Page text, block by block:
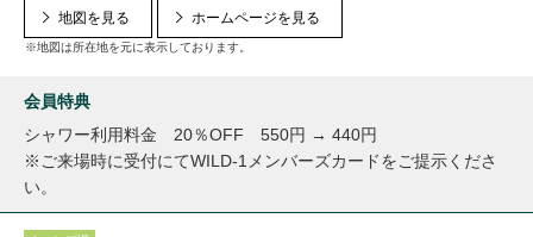
地図を見る
※地図は所在地を元に表示しております。
ホームページを見る
会員特典
シャワー利用料金 20％OFF 550円 → 440円
※ご来場時に受付にてWILD-1メンバーズカードをご提示くださ
い。